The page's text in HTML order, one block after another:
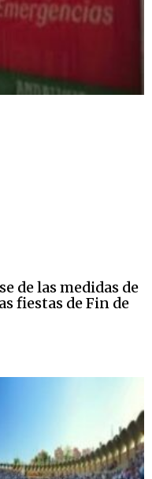
de las medidas de
fiestas de Fin de